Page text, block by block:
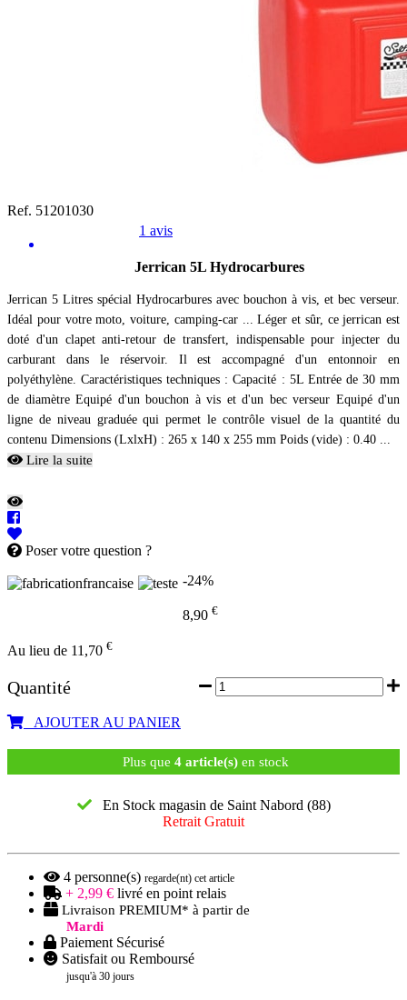
Ref. 51201030
1 avis
Jerrican 5L Hydrocarbures
Jerrican 5 Litres spécial Hydrocarbures avec bouchon à vis, et bec verseur.
Idéal pour votre moto, voiture, camping-car ... Léger et sûr, ce jerrican est
doté d'un clapet anti-retour de transfert, indispensable pour injecter du
carburant dans le réservoir. Il est accompagné d'un entonnoir en
polyéthylène. Caractéristiques techniques : Capacité : 5L Entrée de 30 mm
de diamètre Equipé d'un bouchon à vis et d'un bec verseur Equipé d'un
ligne de niveau graduée qui permet le contrôle visuel de la quantité du
contenu Dimensions (LxlxH) : 265 x 140 x 255 mm Poids (vide) : 0.40 ...
Lire la suite
Poser votre question ?
-24%
8,90 €
Au lieu de 11,70 €
Quantité
AJOUTER AU PANIER
Plus que 4 article(s)en stock
En Stock magasin de Saint Nabord (88)
Retrait Gratuit
4 personne(s) regarde(nt) cet article
+ 2,99 € livré en point relais
Livraison PREMIUM* à partir de
Mardi
Paiement Sécurisé
Satisfait ou Remboursé
jusqu'à 30 jours